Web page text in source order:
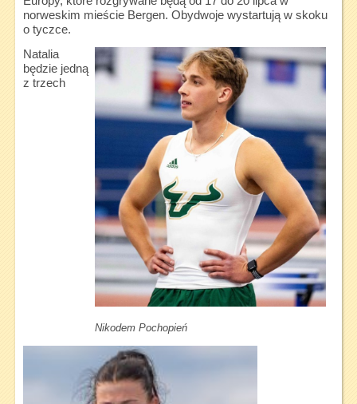
norweskim mieście Bergen. Obydwoje wystartują w skoku
o tyczce.
Nikodem Pochopień
Natalia
będzie jedną
z trzech